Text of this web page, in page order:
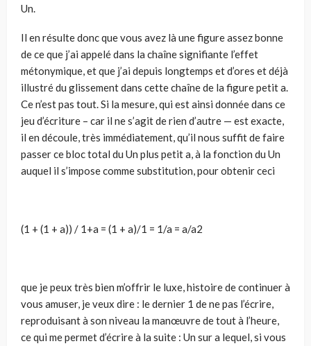
Un.
Il en résulte donc que vous avez là une figure assez bonne
de ce que j’ai appelé dans la chaîne signifiante l’effet
métonymique, et que j’ai depuis longtemps et d’ores et déjà
illustré du glissement dans cette chaîne de la figure petit a.
Ce n’est pas tout. Si la mesure, qui est ainsi donnée dans ce
jeu d’écriture – car il ne s’agit de rien d’autre — est exacte,
il en découle, très immédiatement, qu’il nous suffit de faire
passer ce bloc total du Un plus petit a, à la fonction du Un
auquel il s’impose comme substitution, pour obtenir ceci
(1 + (1 + a)) / 1+a = (1 + a)/1 = 1/a = a/a2
que je peux très bien m’offrir le luxe, histoire de continuer à
vous amuser, je veux dire : le dernier 1 de ne pas l’écrire,
reproduisant à son niveau la manœuvre de tout à l’heure,
ce qui me permet d’écrire à la suite : Un sur a lequel, si vous